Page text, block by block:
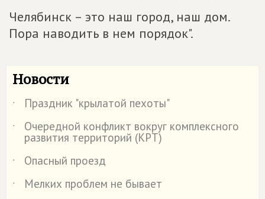
Челябинск – это наш город, наш дом.
Пора наводить в нем порядок".
Новости
˙
Праздник "крылатой пехоты"
˙
Очередной конфликт вокруг комплексного
развития территорий (КРТ)
˙
Опасный проезд
˙
Мелких проблем не бывает